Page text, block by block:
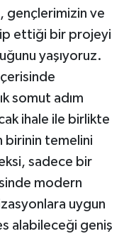
gençlerimizin ve
ettiği bir projeyi
yaşıyoruz.
içerisinde
somut adım
ihale ile birlikte
birinin temelini
sadece bir
modern
uygun
alabileceği geniş